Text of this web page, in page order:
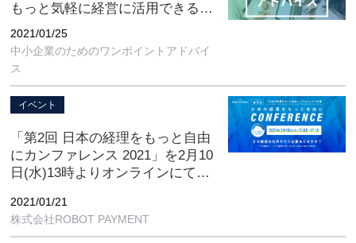
もっと気軽に経営に活用できるエ
クセルみたいなもので十分DX・経
営改善になるんだ
2021/01/25
中小企業のためのワンポイントアドバイ
ス
イベント
「第2回 日本の経理をもっと自由
にカンファレンス 2021」を2月10
日(水)13時よりオンラインにて開
2021/01/21
株式会社ROBOT PAYMENT